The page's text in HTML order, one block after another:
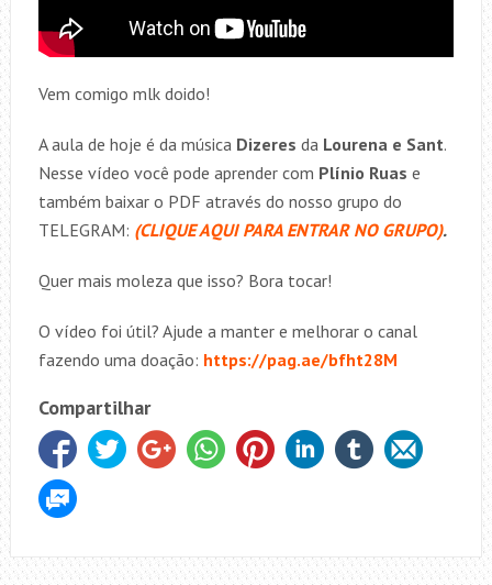
Vem comigo mlk doido!
A aula de hoje é da música Dizeres da Lourena e Sant.
Nesse vídeo você pode aprender com Plínio Ruas e
também baixar o PDF através do nosso grupo do
TELEGRAM: (CLIQUE AQUI PARA ENTRAR NO GRUPO).
Quer mais moleza que isso? Bora tocar!
O vídeo foi útil? Ajude a manter e melhorar o canal
fazendo uma doação: https://pag.ae/bfht28M
Compartilhar